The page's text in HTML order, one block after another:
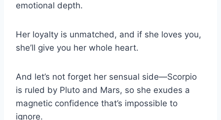
emotional depth.
Her loyalty is unmatched, and if she loves you,
she’ll give you her whole heart.
And let’s not forget her sensual side—Scorpio
is ruled by Pluto and Mars, so she exudes a
magnetic confidence that’s impossible to
ignore.